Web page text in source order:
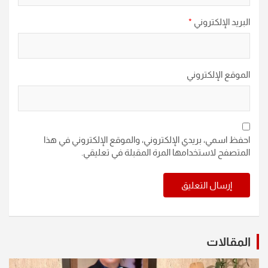
البريد الإلكتروني *
الموقع الإلكتروني
احفظ اسمي، بريدي الإلكتروني، والموقع الإلكتروني في هذا
المتصفح لاستخدامها المرة المقبلة في تعليقي.
المقالات